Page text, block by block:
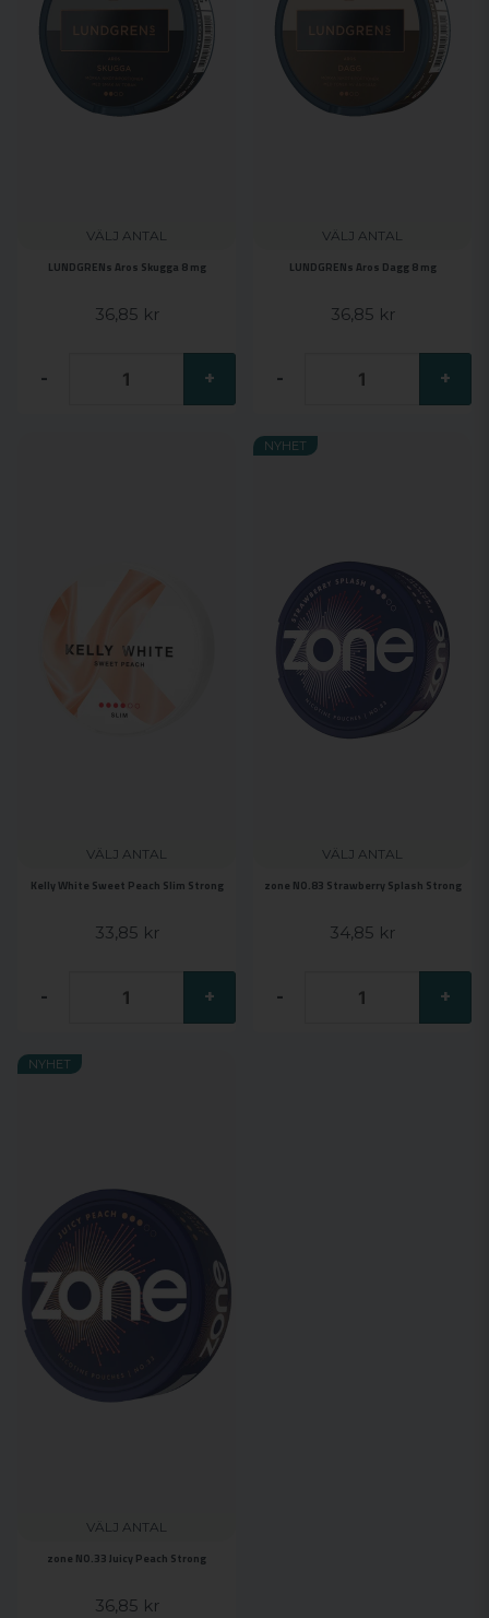
VÄLJ ANTAL
LUNDGRENs Aros Skugga 8 mg
36,85 kr
- +
VÄLJ ANTAL
LUNDGRENs Aros Dagg 8 mg
36,85 kr
- +
VÄLJ ANTAL
Kelly White Sweet Peach Slim Strong
33,85 kr
- +
VÄLJ ANTAL
zone NO.83 Strawberry Splash Strong
34,85 kr
- +
NYHET
VÄLJ ANTAL
zone NO.33 Juicy Peach Strong
36,85 kr
NYHET